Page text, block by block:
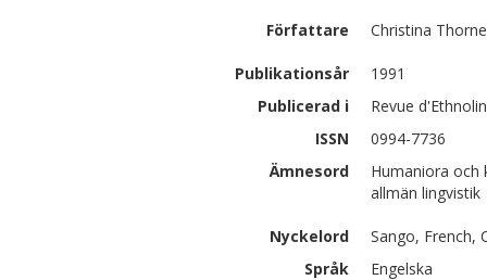
Författare Christina
Publikationsår
1991
Publicerad i
Revue
ISSN
0994-7736
Ämnesord
Humaniora och
allmän lingvistik
Nyckelord
Sango, French,
Språk
Engelska